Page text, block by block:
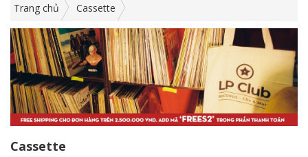
Trang chủ Cassette
Cassette